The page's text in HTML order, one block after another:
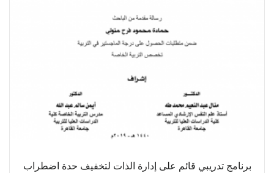
برنامج تدريبي قائم على إدارة الذات لتخفيف حدة اضطراب